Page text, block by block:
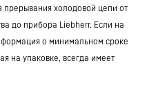
прерывания холодовой цепи от
до прибора Liebherr. Если на
о минимальном сроке
на упаковке, всегда имеет